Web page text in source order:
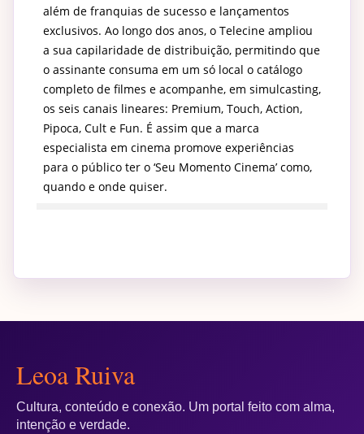
além de franquias de sucesso e lançamentos
exclusivos. Ao longo dos anos, o Telecine ampliou
a sua capilaridade de distribuição, permitindo que
o assinante consuma em um só local o catálogo
completo de filmes e acompanhe, em simulcasting,
os seis canais lineares: Premium, Touch, Action,
Pipoca, Cult e Fun. É assim que a marca
especialista em cinema promove experiências
para o público ter o ‘Seu Momento Cinema’ como,
quando e onde quiser.
Leoa Ruiva
Cultura, conteúdo e conexão. Um portal feito com alma,
intenção e verdade.